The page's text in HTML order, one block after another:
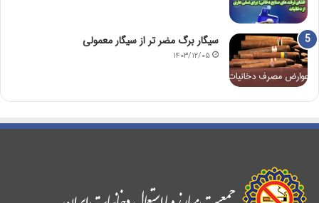
سیگار برگ مضر تر از سیگار معمولی
۱۴۰۳/۱۲/۰۵